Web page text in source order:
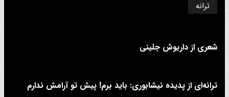
ترانه
شعری از داریوش جلینی
ترانه‌ای از پدیده نیشابوری: باید برم! پیش تو آرامش ندارم